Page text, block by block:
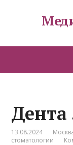
Дента
13.08.2024
стоматологии